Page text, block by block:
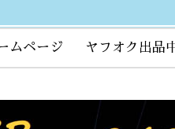
ムページ ヤフオク出品